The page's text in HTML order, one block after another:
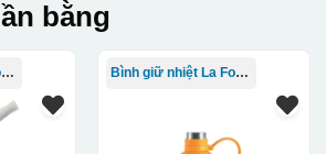
vào lò nung ở nhiệt độ 700-800 độ C
sẽ in lên 1 loại giấy đặc biệt, và kích
bằng
Bình giữ nhiệt La Fonte Bình giữ nhiệt La Fonte